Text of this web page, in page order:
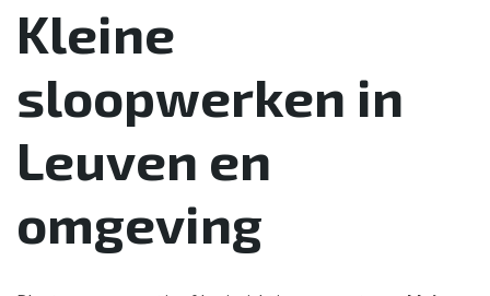
Kleine
sloopwerken in
Leuven en
omgeving